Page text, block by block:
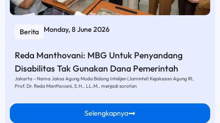
Berita Monday, 8 June 2026
Reda Manthovani: MBG Untuk Penyandang
Disabilitas Tak Gunakan Dana Pemerintah
Jakarta – Nama Jaksa Agung Muda Bidang Intelijen (Jamintel) Kejaksaan Agung RI,
Prof. Dr. Reda Manthovani, S.H., LL.M., menjadi sorotan
Selengkapnya